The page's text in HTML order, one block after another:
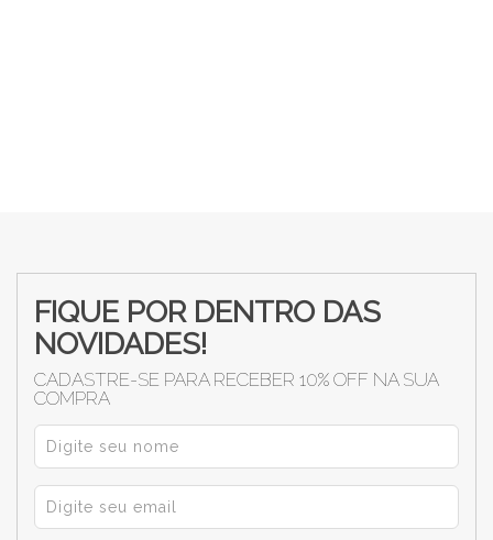
FIQUE POR DENTRO DAS
NOVIDADES!
CADASTRE-SE PARA RECEBER 10% OFF NA SUA
COMPRA